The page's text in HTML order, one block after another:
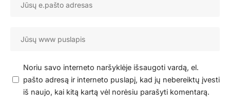
Noriu savo interneto naršyklėje išsaugoti vardą, el.
pašto adresą ir interneto puslapį, kad jų nebereiktų įvesti
iš naujo, kai kitą kartą vėl norėsiu parašyti komentarą.